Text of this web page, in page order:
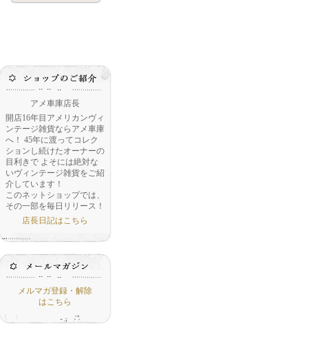
アメ車庫店長
開店16年目アメリカンヴィ
ンテージ雑貨ならアメ車庫
へ！ 45年に渡ってコレク
ションし続けたオーナーの
目利きで よそには絶対な
いヴィンテージ雑貨をご紹
介しています！
このネットショップでは、
その一部を毎日リリース！
店長日記はこちら
メルマガ登録・解除
はこちら